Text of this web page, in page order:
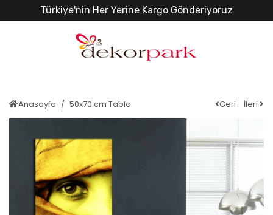
Türkiye'nin Her Yerine Kargo Gönderiyoruz
Anasayfa 50x70 cm Tablo Geri İleri